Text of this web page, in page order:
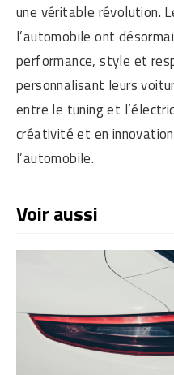
une véritable révolution.
l’automobile ont
performance, style et
personnalisant leurs
entre le tuning et
créativité et en
l’automobile.
Voir aussi